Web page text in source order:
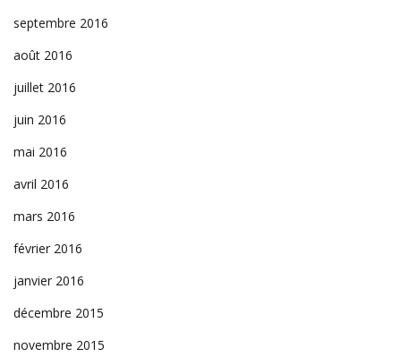
septembre 2016
août 2016
juillet 2016
juin 2016
mai 2016
avril 2016
mars 2016
février 2016
janvier 2016
décembre 2015
novembre 2015